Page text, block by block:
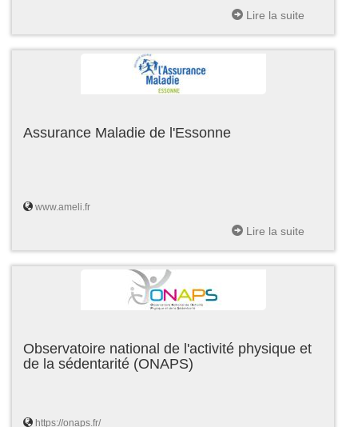
Lire la suite
Assurance Maladie de l'Essonne
www.ameli.fr
Lire la suite
Observatoire national de l'activité physique et
de la sédentarité (ONAPS)
https://onaps.fr/